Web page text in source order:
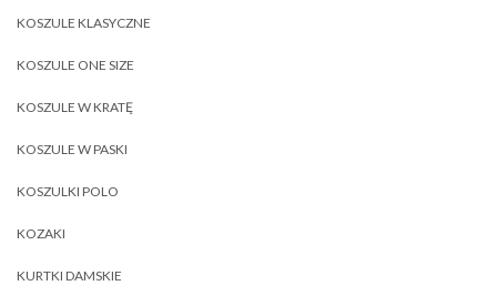
KOSZULE KLASYCZNE
KOSZULE ONE SIZE
KOSZULE W KRATĘ
KOSZULE W PASKI
KOSZULKI POLO
KOZAKI
KURTKI DAMSKIE